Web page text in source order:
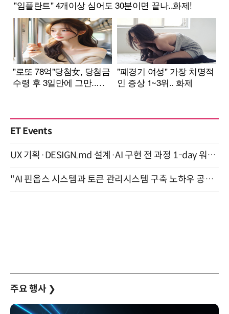
ET Events
UX 기획·DESIGN.md 설계·AI 구현 전 과정 1-day 워크숍 with Claude Code·Codex 9월 15일 개최
"AI 핀옵스 시스템과 토큰 관리시스템 구축 노하우 공개" 잠실 한국광고문화회관 2층 대회의실 (8/21)
주요 행사 ❯